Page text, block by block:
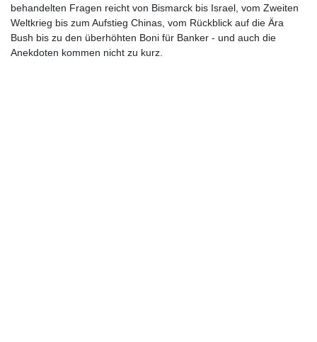
behandelten Fragen reicht von Bismarck bis Israel, vom Zweiten
Weltkrieg bis zum Aufstieg Chinas, vom Rückblick auf die Ära
Bush bis zu den überhöhten Boni für Banker - und auch die
Anekdoten kommen nicht zu kurz.